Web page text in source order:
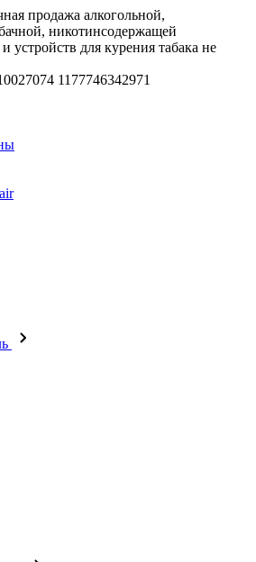
продажа алкогольной,
никотинсодержащей
устройств для курения табака не
1177746342971